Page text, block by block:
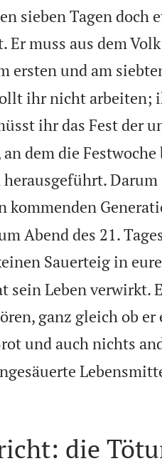
sieben Tagen doch
muss aus dem
ersten und am
ihr nicht arbeiten;
ihr das Fest der
dem die
Abend des 21.
Sauerteig in
sein Leben verwirkt.
ganz gleich ob
und auch nichts
die